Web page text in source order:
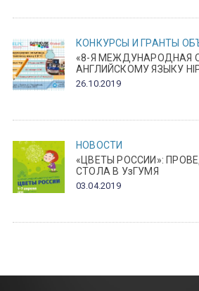
КОНКУРСЫ И ГРАНТЫ
«8-Я МЕЖДУНАРОДНАЯ
АНГЛИЙСКОМУ ЯЗЫКУ
26.10.2019
НОВОСТИ
«ЦВЕТЫ РОССИИ»:
СТОЛА В УзГУМЯ
03.04.2019